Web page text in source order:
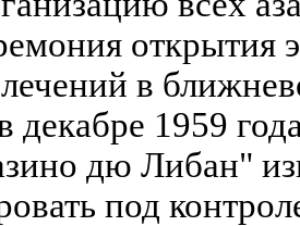
открытия
в
декабре 1959
дю Либан"
под